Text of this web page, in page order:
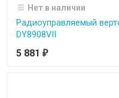
Нет в наличии
Радиоуправляемый
DY8908VII
5 881 ₽